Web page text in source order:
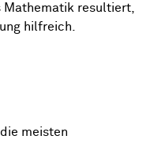
Mathematik resultiert,
hilfreich.
meisten